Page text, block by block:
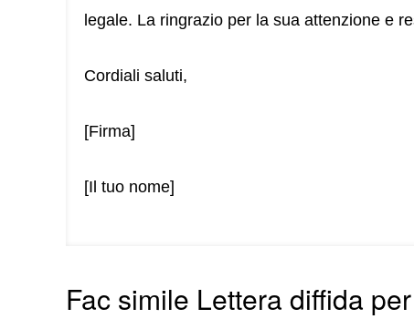
legale. La ringrazio per la sua attenzione e
Cordiali saluti,
[Firma]
[Il tuo nome]
Fac simile Lettera diffida